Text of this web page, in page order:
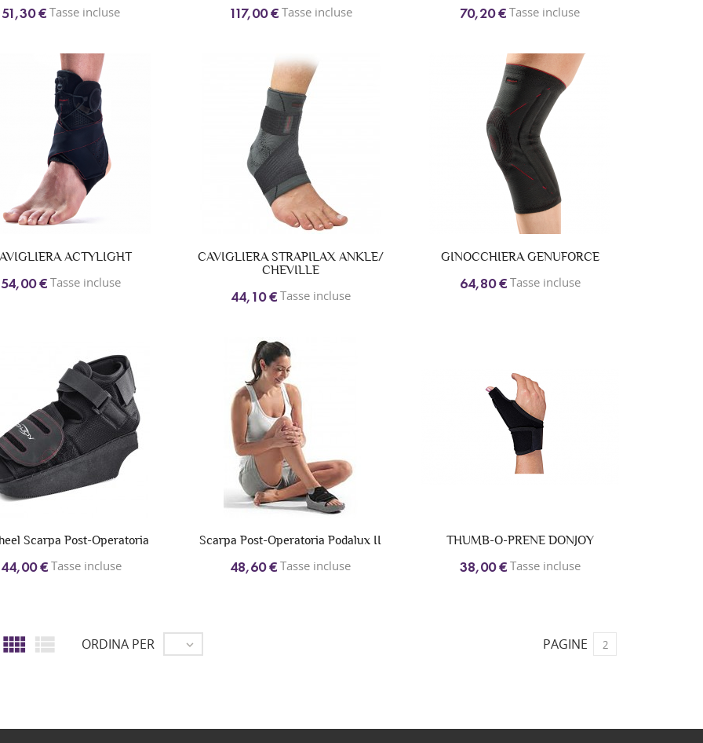
51,30 € Tasse incluse 117,00 €Tasse incluse 70,20 € Tasse incluse
ACTYLIGHT
54,00 € Tasse incluse
CAVIGLIERA STRAPILAX ANKLE/
CHEVILLE
44,10 €Tasse incluse
GINOCCHIERA GENUFORCE
64,80 €Tasse incluse
Scarpa Post-Operatoria
44,00 €Tasse incluse
Scarpa Post-Operatoria Podalux II
48,60 € Tasse incluse
THUMB-O-PRENE DONJOY
38,00 €Tasse incluse
  ORDINA PER  PAGINE 2